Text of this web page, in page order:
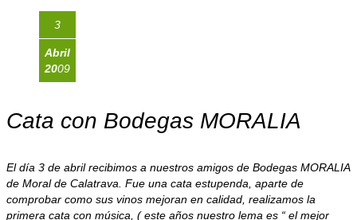
3
Abril
2009
Cata con Bodegas MORALIA
El día 3 de abril recibimos a nuestros amigos de Bodegas MORALIA
de Moral de Calatrava. Fue una cata estupenda, aparte de
comprobar como sus vinos mejoran en calidad, realizamos la
primera cata con música, ( este años nuestro lema es “ el mejor